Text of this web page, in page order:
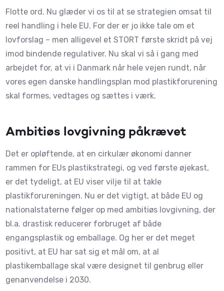
Flotte ord. Nu glæder vi os til at se strategien omsat til
reel handling i hele EU. For der er jo ikke tale om et
lovforslag – men alligevel et STORT første skridt på vej
imod bindende regulativer. Nu skal vi så i gang med
arbejdet for, at vi i Danmark når hele vejen rundt, når
vores egen danske handlingsplan mod plastikforurening
skal formes, vedtages og sættes i værk.
Ambitiøs lovgivning påkrævet
Det er opløftende, at en cirkulær økonomi danner
rammen for EUs plastikstrategi, og ved første øjekast,
er det tydeligt, at EU viser vilje til at takle
plastikforureningen. Nu er det vigtigt, at både EU og
nationalstaterne følger op med ambitiøs lovgivning, der
bl.a. drastisk reducerer forbruget af både
engangsplastik og emballage. Og her er det meget
positivt, at EU har sat sig et mål om, at al
plastikemballage skal være designet til genbrug eller
genanvendelse i 2030.